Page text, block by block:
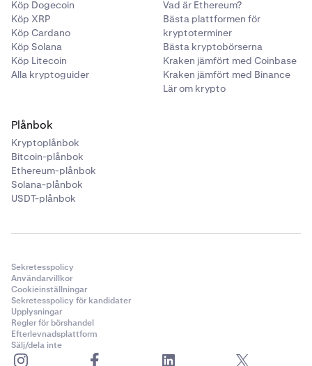
Köp Dogecoin
Köp XRP
Köp Cardano
Köp Solana
Köp Litecoin
Alla kryptoguider
Vad är Ethereum?
Bästa plattformen för
kryptoterminer
Bästa kryptobörserna
Kraken jämfört med Coinbase
Kraken jämfört med Binance
Lär om krypto
Plånbok
Kryptoplånbok
Bitcoin-plånbok
Ethereum-plånbok
Solana-plånbok
USDT-plånbok
Sekretesspolicy
Användarvillkor
Cookieinställningar
Sekretesspolicy för kandidater
Upplysningar
Regler för börshandel
Efterlevnadsplattform
Sälj/dela inte